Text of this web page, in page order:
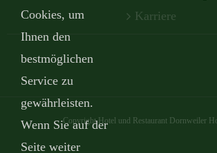
Karriere
Copyright Hotel und Restaurant Dornweiler
Cookies, um
Ihnen den
bestmöglichen
Service zu
gewährleisten.
Wenn Sie auf der
Seite weiter